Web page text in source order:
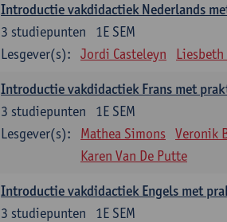
Introductie vakdidactiek Nederlands
1E SEM
3 studiepunten
Lesgever(s):
Jordi Casteleyn Liesbeth
Introductie vakdidactiek Frans met
1E SEM
3 studiepunten
Lesgever(s):
Mathea Simons Veronik
Karen Van De Putte
Introductie vakdidactiek Engels met
1E SEM
3 studiepunten